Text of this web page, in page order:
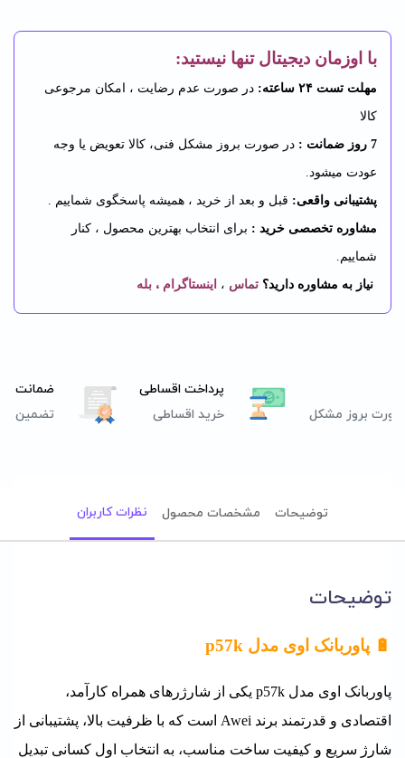
با اوزمان دیجیتال تنها نیستید:
مهلت تست ۲۴ ساعته: در صورت عدم رضایت ، امکان مرجوعی
کالا
7 روز ضمانت : در صورت بروز مشکل فنی، کالا تعویض یا وجه
عودت میشود.
پشتیبانی واقعی: قبل و بعد از خرید ، همیشه پاسخگوی شماییم .
مشاوره تخصصی خرید : برای انتخاب بهترین محصول ، کنار
شماییم.
نیاز به مشاوره دارید؟ تماس ، اینستاگرام ، بله
بروز مشکل
پرداخت اقساطی
خرید اقساطی
ضمانت
تضمین
توضیحات مشخصات محصول نظرات کاربران
توضیحات
🔋 پاوربانک اوی مدل p57k
پاوربانک اوی مدل p57k یکی از شارژرهای همراه کارآمد،
اقتصادی و قدرتمند برند Awei است که با ظرفیت بالا، پشتیبانی از
شارژ سریع و کیفیت ساخت مناسب، به انتخاب اول کسانی تبدیل